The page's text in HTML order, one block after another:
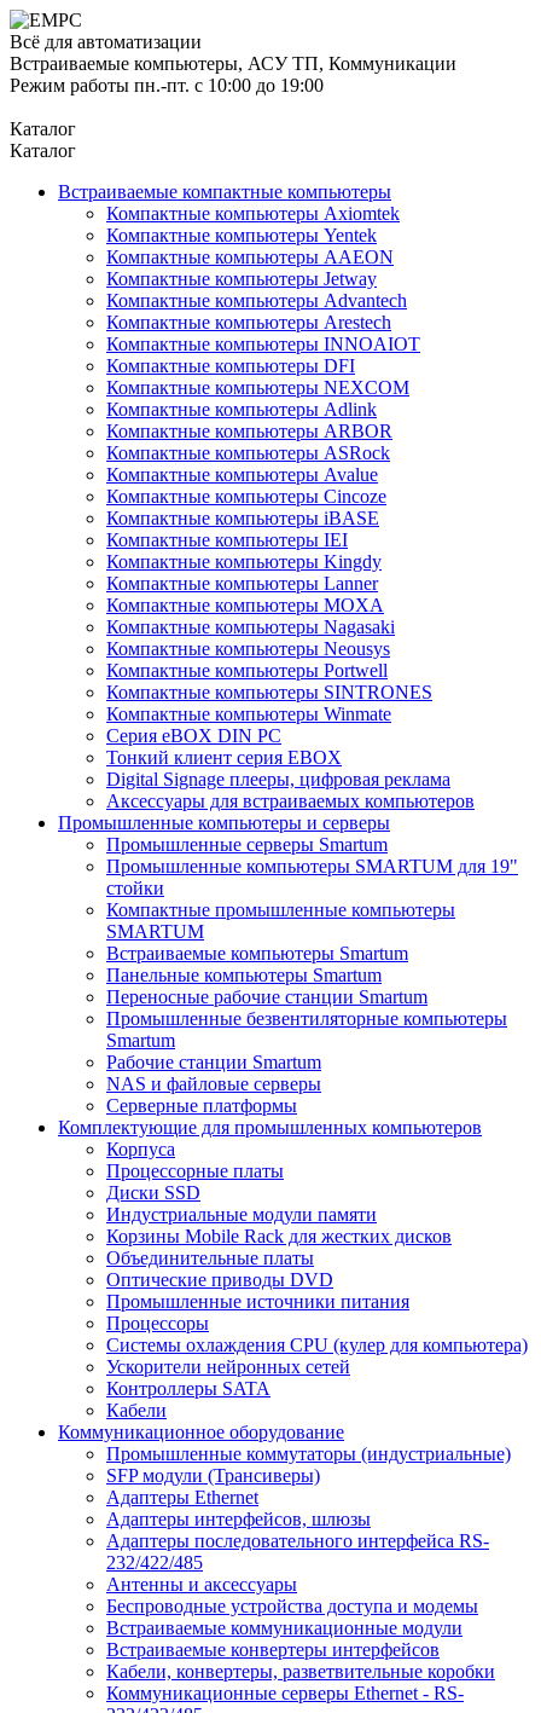
Всё для автоматизации
Встраиваемые компьютеры, АСУ ТП, Коммуникации
Режим работы пн.-пт. с 10:00 до 19:00
Каталог
Каталог
Встраиваемые компактные компьютеры
Компактные компьютеры Axiomtek
Компактные компьютеры Yentek
Компактные компьютеры AAEON
Компактные компьютеры Jetway
Компактные компьютеры Advantech
Компактные компьютеры Arestech
Компактные компьютеры INNOAIOT
Компактные компьютеры DFI
Компактные компьютеры NEXCOM
Компактные компьютеры Adlink
Компактные компьютеры ARBOR
Компактные компьютеры ASRock
Компактные компьютеры Avalue
Компактные компьютеры Cincoze
Компактные компьютеры iBASE
Компактные компьютеры IEI
Компактные компьютеры Kingdy
Компактные компьютеры Lanner
Компактные компьютеры MOXA
Компактные компьютеры Nagasaki
Компактные компьютеры Neousys
Компактные компьютеры Portwell
Компактные компьютеры SINTRONES
Компактные компьютеры Winmate
Серия eBOX DIN PC
Тонкий клиент серия EBOX
Digital Signage плееры, цифровая реклама
Аксессуары для встраиваемых компьютеров
Промышленные компьютеры и серверы
Промышленные серверы Smartum
Промышленные компьютеры SMARTUM для 19"
стойки
Компактные промышленные компьютеры
SMARTUM
Встраиваемые компьютеры Smartum
Панельные компьютеры Smartum
Переносные рабочие станции Smartum
Промышленные безвентиляторные компьютеры
Smartum
Рабочие станции Smartum
NAS и файловые серверы
Серверные платформы
Комплектующие для промышленных компьютеров
Корпуса
Процессорные платы
Диски SSD
Индустриальные модули памяти
Корзины Mobile Rack для жестких дисков
Объединительные платы
Оптические приводы DVD
Промышленные источники питания
Процессоры
Системы охлаждения CPU (кулер для компьютера)
Ускорители нейронных сетей
Контроллеры SATA
Кабели
Коммуникационное оборудование
Промышленные коммутаторы (индустриальные)
SFP модули (Трансиверы)
Адаптеры Ethernet
Адаптеры интерфейсов, шлюзы
Адаптеры последовательного интерфейса RS-
232/422/485
Антенны и аксессуары
Беспроводные устройства доступа и модемы
Встраиваемые коммуникационные модули
Встраиваемые конвертеры интерфейсов
Кабели, конвертеры, разветвительные коробки
Коммуникационные серверы Ethernet - RS-